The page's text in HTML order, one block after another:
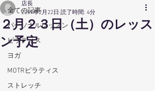
全ての記事
パーソナルレッスン
ピラティス
ヨガ
MOTRピラティス
ストレッチ
２月２３日（土）のレッス
ン予定
店長
2019年2月22日 読了時間: 4分